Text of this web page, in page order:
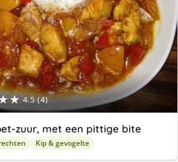
4.5 (4)
zuur, met een pittige bite
Kip & gevogelte